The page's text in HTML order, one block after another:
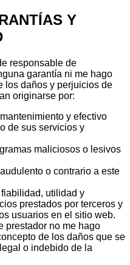
Y
responsable de
garantía ni me hago
los daños y perjuicios de
originarse por:
y efectivo
de sus servicios y
maliciosos o lesivos
o contrario a este
utilidad y
prestados por terceros y
usuarios en el sitio web.
prestador no me hago
de los daños que se
o indebido de la